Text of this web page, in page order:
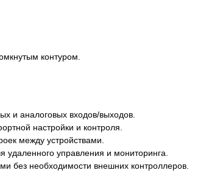
контуром.
и аналоговых входов/выходов.
настройки и контроля.
между устройствами.
управления и мониторинга.
без необходимости внешних контроллеров.